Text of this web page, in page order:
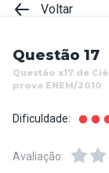
Voltar
Questão 17
Questão x17 de
prova ENEM/2010
Dificuldade:
Avaliação: